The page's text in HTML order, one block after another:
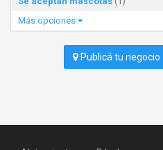
Más opciones
Publicá tu negocio